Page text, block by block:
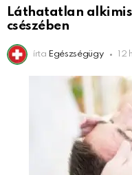
Láthatatlan
csészében
írta Egészségügy